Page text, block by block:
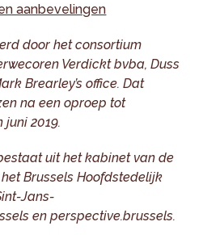
aanbevelingen
door het consortium
Verdickt bvba, Duss
Brearley’s office. Dat
na een oproep tot
2019.
uithet kabinet van de
Brussels Hoofdstedelijk
Jans-
en perspective.brussels.